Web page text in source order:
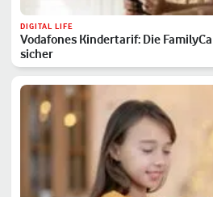
DIGITAL LIFE
Vodafones Kindertarif: Die
sicher